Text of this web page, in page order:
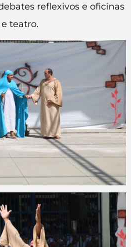
reflexivos e oficinas
teatro.